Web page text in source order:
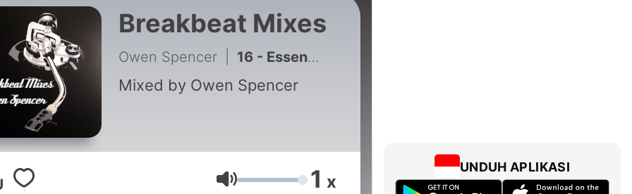
Breakbeat Mixes
Owen Spencer 16 - Essential Mix 2006
Mixed by Owen Spencer
Volume 1 x
UNDUH APLIKASI